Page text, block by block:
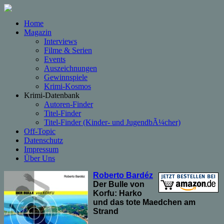
Home
Magazin
Interviews
Filme & Serien
Events
Auszeichnungen
Gewinnspiele
Krimi-Kosmos
Krimi-Datenbank
Autoren-Finder
Titel-Finder
Titel-Finder (Kinder- und JugendbÃ¼cher)
Off-Topic
Datenschutz
Impressum
Über Uns
Roberto Bardéz
Der Bulle von
Korfu: Harko
und das tote Maedchen am
Strand